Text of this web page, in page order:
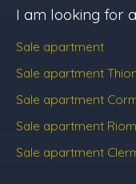
I am looking for
Sale apartment
Sale apartment
Sale apartment
Sale apartment
Sale apartment